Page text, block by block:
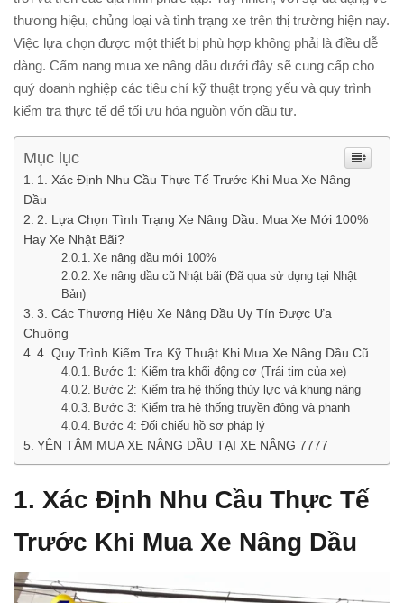
thương hiệu, chủng loại và tình trạng xe trên thị trường hiện nay.
Việc lựa chọn được một thiết bị phù hợp không phải là điều dễ
dàng. Cẩm nang mua xe nâng dầu dưới đây sẽ cung cấp cho
quý doanh nghiệp các tiêu chí kỹ thuật trọng yếu và quy trình
kiểm tra thực tế để tối ưu hóa nguồn vốn đầu tư.
Mục lục
1. Xác Định Nhu Cầu Thực Tế Trước Khi Mua Xe Nâng
Dầu
2. Lựa Chọn Tình Trạng Xe Nâng Dầu: Mua Xe Mới 100%
Hay Xe Nhật Bãi?
Xe nâng dầu mới 100%
Xe nâng dầu cũ Nhật bãi (Đã qua sử dụng tại Nhật
Bản)
3. Các Thương Hiệu Xe Nâng Dầu Uy Tín Được Ưa
Chuộng
4. Quy Trình Kiểm Tra Kỹ Thuật Khi Mua Xe Nâng Dầu Cũ
Bước 1: Kiểm tra khối động cơ (Trái tim của xe)
Bước 2: Kiểm tra hệ thống thủy lực và khung nâng
Bước 3: Kiểm tra hệ thống truyền động và phanh
Bước 4: Đối chiếu hồ sơ pháp lý
YÊN TÂM MUA XE NÂNG DẦU TẠI XE NÂNG 7777
1. Xác Định Nhu Cầu Thực Tế
Trước Khi Mua Xe Nâng Dầu